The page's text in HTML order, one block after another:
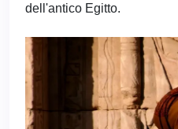
dell'antico Egitto.